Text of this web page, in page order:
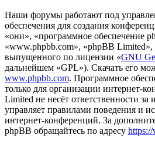
Наши форумы работают под
обеспечения для создания
«они», «программное обеспечение
«www.phpbb.com», «phpBB Limited»,
выпущенного по лицензии «GNU
дальнейшем «GPL»). Скачать его
www.phpbb.com. Программное
только для организации интернет-
Limited не несёт ответственности за
управляет правилами поведения и
интернет-конференций. За
phpBB обращайтесь по адресу